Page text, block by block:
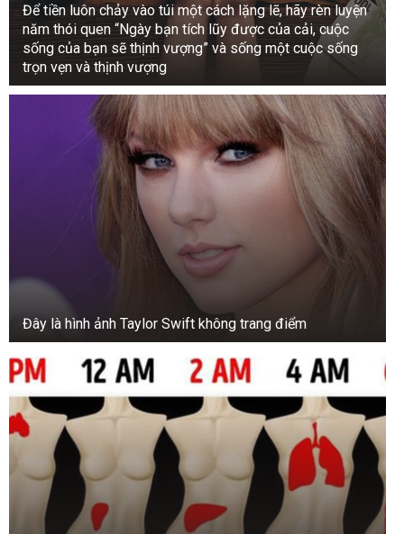
+3
Xem thư viện ảnh
Để tiền luôn chảy vào túi một cách lặng lẽ, hãy rèn luyện
năm thói quen “Ngày bạn tích lũy được của cải, cuộc
sống của bạn sẽ thịnh vượng” và sống một cuộc sống
trọn vẹn và thịnh vượng
Đây là hình ảnh Taylor Swift không trang điểm